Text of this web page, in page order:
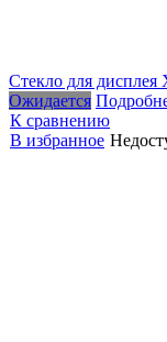
Стекло для дисплея
Ожидается
К сравнению
В избранное